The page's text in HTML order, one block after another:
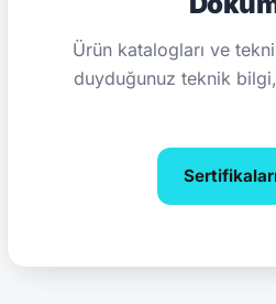
Ürün katalogları ve
duyduğunuz teknik